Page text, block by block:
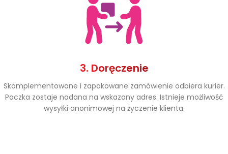
3. Doręczenie
Skomplementowane i zapakowane zamówienie odbiera kurier.
Paczka zostaje nadana na wskazany adres. Istnieje możliwość
wysyłki anonimowej na życzenie klienta.